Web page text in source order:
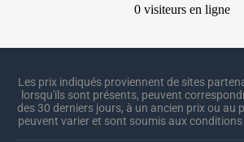
Les prix indiqués proviennent de sites
lorsqu'ils sont présents, peuvent
des 30 derniers jours, à un ancien prix ou au
peuvent varier et sont soumis aux